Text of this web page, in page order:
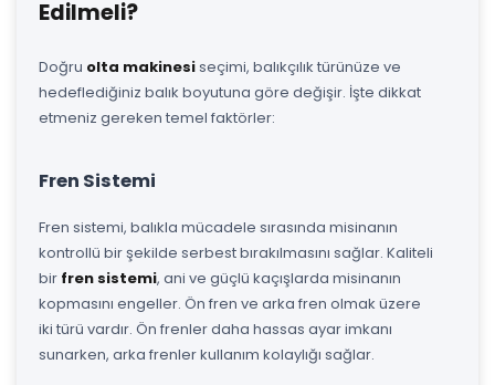
Edilmeli?
Doğru olta makinesiseçimi, balıkçılık türünüze ve
hedeflediğiniz balık boyutuna göre değişir. İşte dikkat
etmeniz gereken temel faktörler:
Fren Sistemi
Fren sistemi, balıkla mücadele sırasında misinanın
kontrollü bir şekilde serbest bırakılmasını sağlar. Kaliteli
bir fren sistemi, ani ve güçlü kaçışlarda misinanın
kopmasını engeller. Ön fren ve arka fren olmak üzere
iki türü vardır. Ön frenler daha hassas ayar imkanı
sunarken, arka frenler kullanım kolaylığı sağlar.